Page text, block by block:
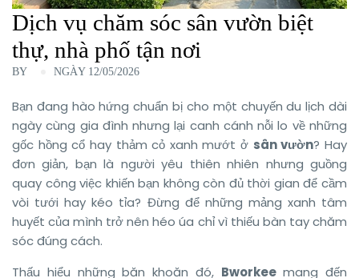
Dịch vụ chăm sóc sân vườn biệt
thự, nhà phố tận nơi
BY NGÀY 12/05/2026
Bạn đang hào hứng chuẩn bị cho một chuyến du lịch dài
ngày cùng gia đình nhưng lại canh cánh nỗi lo về những
gốc hồng cổ hay thảm cỏ xanh mướt ở sân vườn? Hay
đơn giản, bạn là người yêu thiên nhiên nhưng guồng
quay công việc khiến bạn không còn đủ thời gian để cầm
vòi tưới hay kéo tỉa? Đừng để những mảng xanh tâm
huyết của mình trở nên héo úa chỉ vì thiếu bàn tay chăm
sóc đúng cách.
Thấu hiểu những băn khoăn đó, Bworkeemang đến